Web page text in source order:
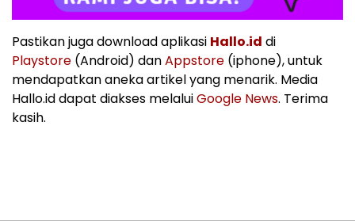
Pastikan juga download aplikasi Hallo.id di
Playstore (Android) danAppstore (iphone), untuk
mendapatkan aneka artikel yang menarik. Media
Hallo.id dapat diakses melaluiGoogle News. Terima
kasih.